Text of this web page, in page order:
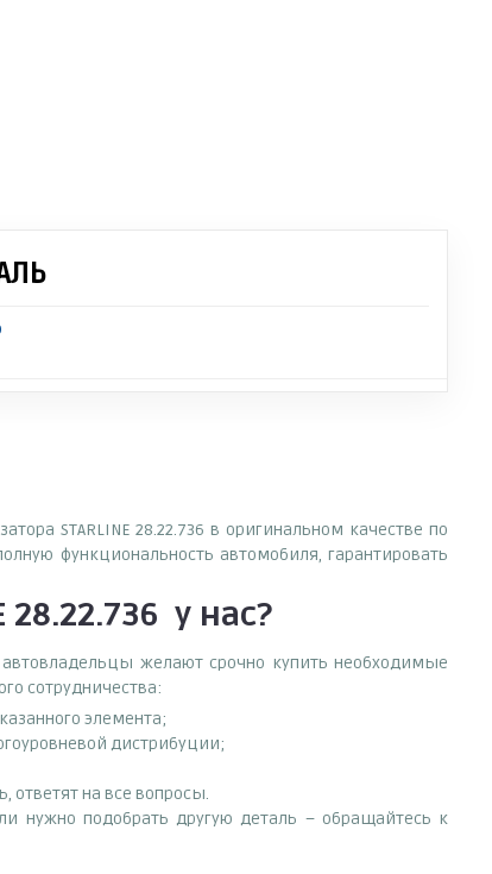
STARLINE 28.22.736 в оригинальном качестве по
функциональность автомобиля, гарантировать
28.22.736 у нас?
желают срочно купить необходимые
сотрудничества:
элемента;
дистрибуции;
ответят на все вопросы.
нужно подобрать другую деталь – обращайтесь к